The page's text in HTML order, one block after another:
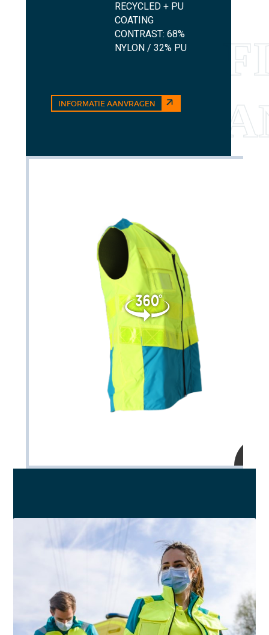
RECYCLED + PU
COATING
CONTRAST: 68%
NYLON / 32% PU
INFORMATIE AANVRAGEN